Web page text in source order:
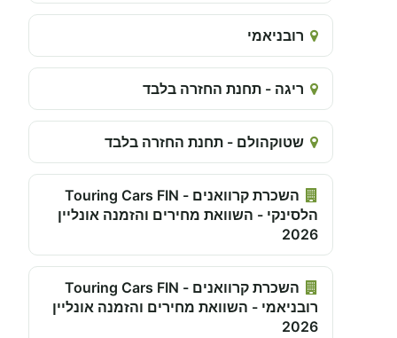
רובניאמי
ריגה - תחנת החזרה בלבד
שטוקהולם - תחנת החזרה בלבד
השכרת קרוואנים - Touring Cars FIN
הלסינקי - השוואת מחירים והזמנה אונליין
2026
השכרת קרוואנים - Touring Cars FIN
רובניאמי - השוואת מחירים והזמנה אונליין
2026